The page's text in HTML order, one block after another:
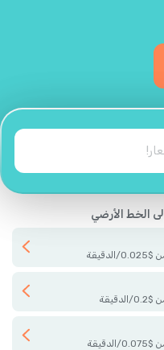
إلى الخط الأرضي
$
0.025
/الدقيقة
$
0.2
/الدقيقة
$
0.075
/الدقيقة